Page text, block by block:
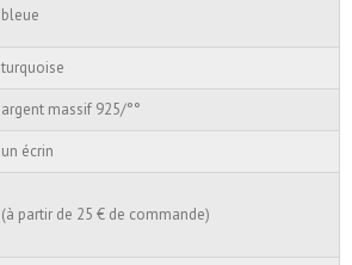
bleue
turquoise
argent massif 925/°°
un écrin
(à partir de 25 € de commande)